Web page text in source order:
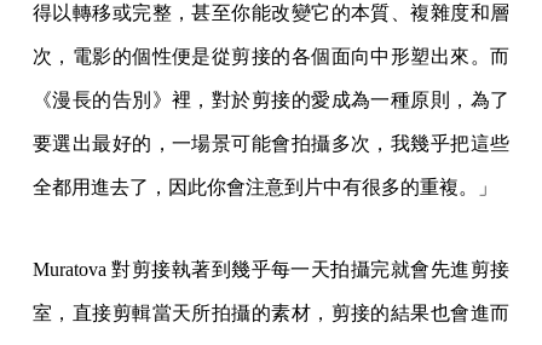
得以轉移或完整，甚至你能改變它的本質、複雜度和層
次，電影的個性便是從剪接的各個面向中形塑出來。而
《漫長的告別》裡，對於剪接的愛成為一種原則，為了
要選出最好的，一場景可能會拍攝多次，我幾乎把這些
全都用進去了，因此你會注意到片中有很多的重複。」
Muratova 對剪接執著到幾乎每一天拍攝完就會先進剪接
室，直接剪輯當天所拍攝的素材，剪接的結果也會進而